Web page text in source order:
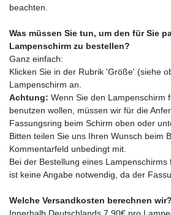
beachten.
Was müssen Sie tun, um den für Sie
Lampenschirm zu bestellen?
Ganz einfach:
Klicken Sie in der Rubrik 'Größe' (siehe
Lampenschirm an.
Achtung: Wenn Sie den Lampenschirm
benutzen wollen, müssen wir für die
Fassungsring beim Schirm oben oder
Bitten teilen Sie uns Ihren Wunsch beim
Kommentarfeld unbedingt mit.
Bei der Bestellung eines
ist keine Angabe notwendig, da der
Welche Versandkosten berechnen wir?